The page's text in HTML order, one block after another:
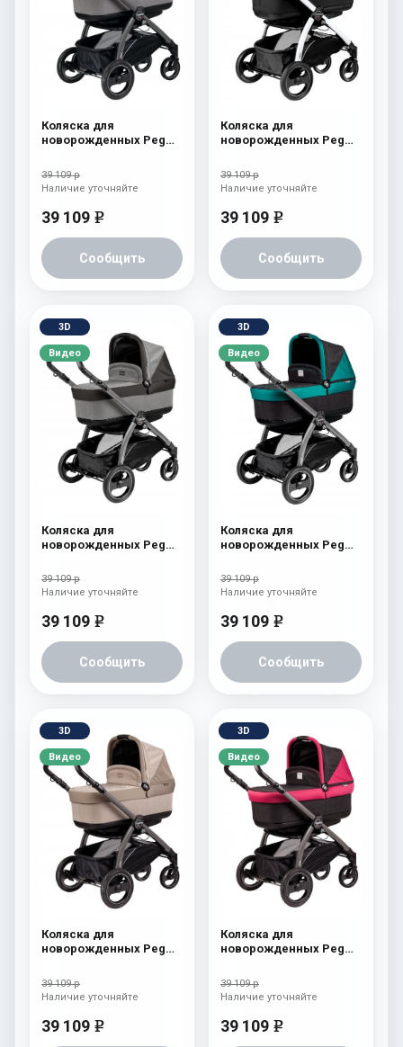
Коляска для
новорожденных Peg
(шасси Jet) Tulip
39 109 р
39 109 e
Сообщить
Наличие уточняйте
Коляска для
новорожденных Peg
(шасси Jet) Onyx
39 109 р
39 109 e
Сообщить
Наличие уточняйте
3D
Видео
Коляска для
новорожденных Peg
(шасси Jet) atmosphere
39 109 р
39 109 e
Сообщить
Наличие уточняйте
3D
Видео
Коляска для
новорожденных Peg
(шасси Jet)
aquamarine
39 109 р
39 109 e
Сообщить
Наличие уточняйте
3D
Видео
Коляска для
новорожденных Peg
(шасси Jet) Cream
39 109 р
39 109 e
Наличие уточняйте
3D
Видео
Коляска для
новорожденных Peg
(шасси Jet) Fleur
39 109 р
39 109 e
Наличие уточняйте